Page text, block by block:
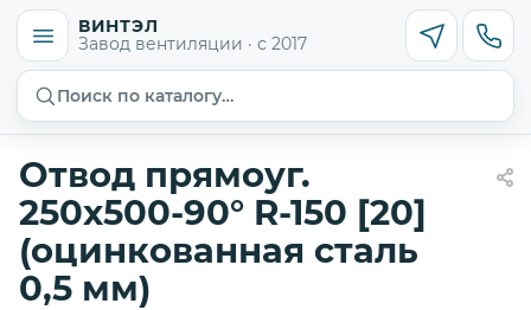
ВИНТЭЛ
Завод вентиляции · с 2017
Поиск по каталогу…
Отвод прямоуг.
250х500-90° R-150 [20]
(оцинкованная сталь
0,5 мм)